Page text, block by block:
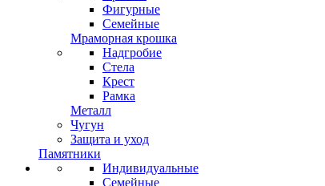
Фигурные
Семейные
Мраморная крошка
Надгробие
Стела
Крест
Рамка
Металл
Чугун
Защита и уход
Памятники
Индивидуальные
Семейные